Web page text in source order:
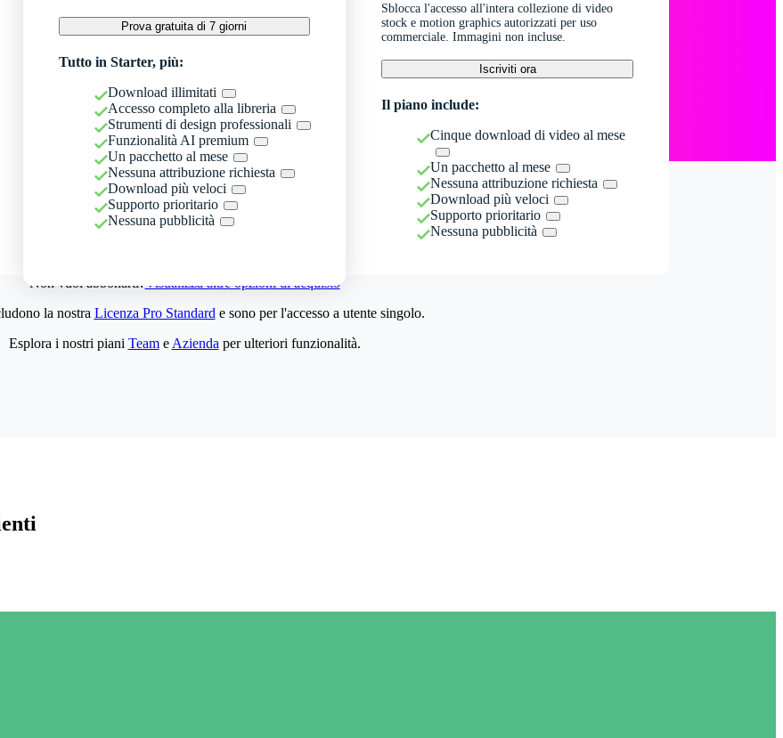
Prova gratuita di 7 giorni
Tutto in Starter, più:
Download illimitati
Accesso completo alla libreria
Strumenti di design professionali
Funzionalità AI premium
Un pacchetto al mese
Nessuna attribuzione richiesta
Download più veloci
Supporto prioritario
Nessuna pubblicità
Sblocca l'accesso all'intera collezione di video
stock e motion graphics autorizzati per uso
commerciale. Immagini non incluse.
Iscriviti ora
Il piano include:
Cinque download di video al mese
Un pacchetto al mese
Nessuna attribuzione richiesta
Download più veloci
Supporto prioritario
Nessuna pubblicità
Non vuoi abbonarti?Visualizza altre opzioni di acquisto
la nostra Licenza Pro Standard e sono per l'accesso a utente singolo.
Esplora i nostri piani Teame Azienda per ulteriori funzionalità.